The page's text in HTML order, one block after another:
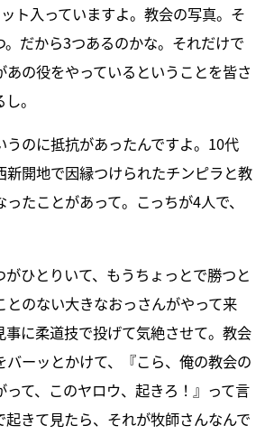
ト入っていますよ。教会の写真。そ
。だから3つあるのかな。それだけで
あの役をやっているということを皆さ
。
うのに抵抗があったんですよ。10代
新開地で因縁つけられたチンピラと教
たことがあって。こっちが4人で、
がひとりいて、もうちょっとで勝つと
とのない大きなおっさんがやって来
事に柔道技で投げて気絶させて。教会
バーッとかけて、『こら、俺の教会の
って、このヤロウ、起きろ！』って言
起きて見たら、それが牧師さんなんで